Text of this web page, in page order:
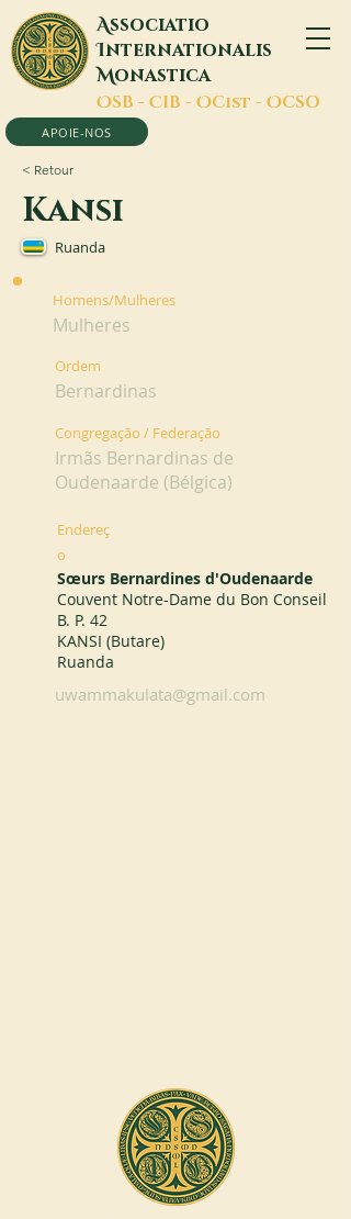
Associatio
Internationalis
Monastica
OSB - CIB - OCist - OCSO
APOIE-NOS
< Retour
Kansi
Ruanda
Homens/Mulheres
Mulheres
Ordem
Bernardinas
Congregação / Federação
Irmãs Bernardinas de
Oudenaarde (Bélgica)
Endereç
o
Sœurs Bernardines d'Oudenaarde
Couvent Notre-Dame du Bon Conseil
B. P. 42
KANSI (Butare)
Ruanda
uwammakulata@gmail.com